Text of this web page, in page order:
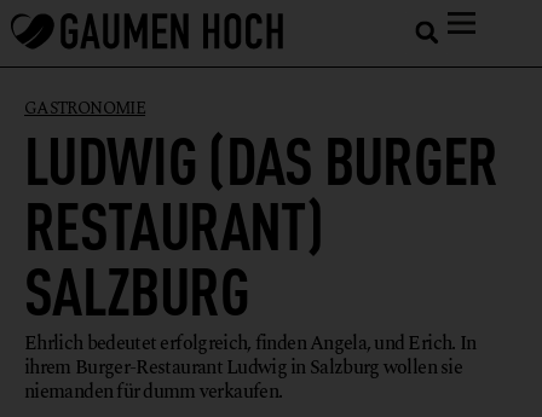
GASTRONOMIE
LUDWIG (DAS BURGER
RESTAURANT)
SALZBURG
Ehrlich bedeutet erfolgreich, finden Angela, und Erich. In
ihrem Burger-Restaurant Ludwig in Salzburg wollen sie
niemanden für dumm verkaufen.